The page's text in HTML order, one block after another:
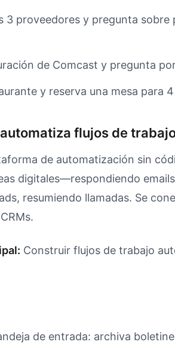
3 proveedores y pregunta
de Comcast y pregunta
y reserva una mesa para
flujos de
de automatización sin
digitales—respondiendo
resumiendo llamadas. Se
Construir flujos de trabajo
de entrada: archiva